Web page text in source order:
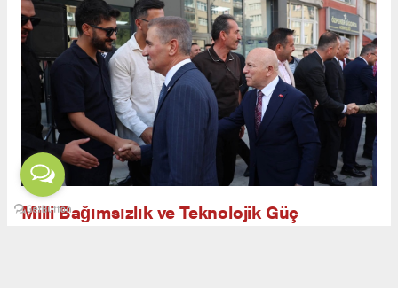
Milli Bağımsızlık ve Teknolojik Güç